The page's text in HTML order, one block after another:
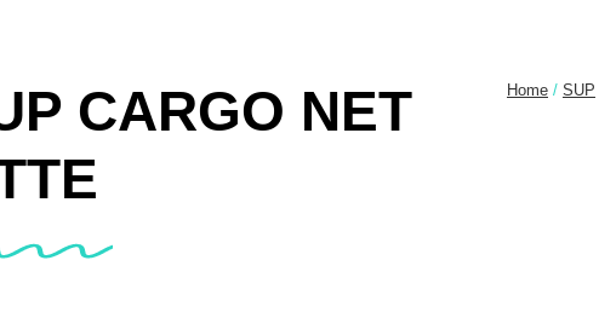
CARGO NET
Home / SUP